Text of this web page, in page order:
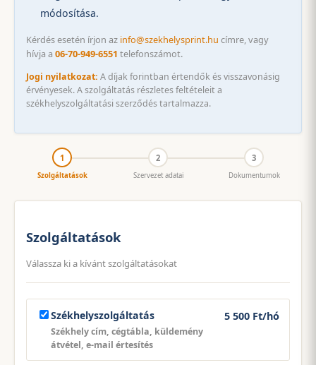
módosítása.
Kérdés esetén írjon az info@szekhelysprint.hu címre, vagy
hívja a 06-70-949-6551 telefonszámot.
Jogi nyilatkozat: A díjak forintban értendők és visszavonásig
érvényesek. A szolgáltatás részletes feltételeit a
székhelyszolgáltatási szerződés tartalmazza.
1
Szolgáltatások
2
Szervezet adatai
3
Dokumentumok
Szolgáltatások
Válassza ki a kívánt szolgáltatásokat
Székhelyszolgáltatás
Székhely cím, cégtábla, küldemény
átvétel, e-mail értesítés
5 500 Ft/hó